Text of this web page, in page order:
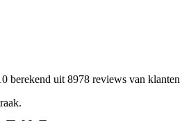
berekend uit 8978 reviews van klanten